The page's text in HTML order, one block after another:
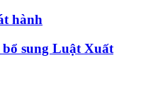
hành
sung Luật Xuất